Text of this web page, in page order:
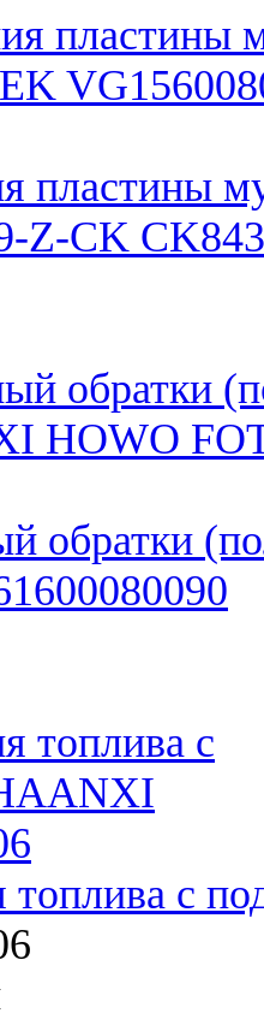
пластины
Z-CK
обратки
топлива с